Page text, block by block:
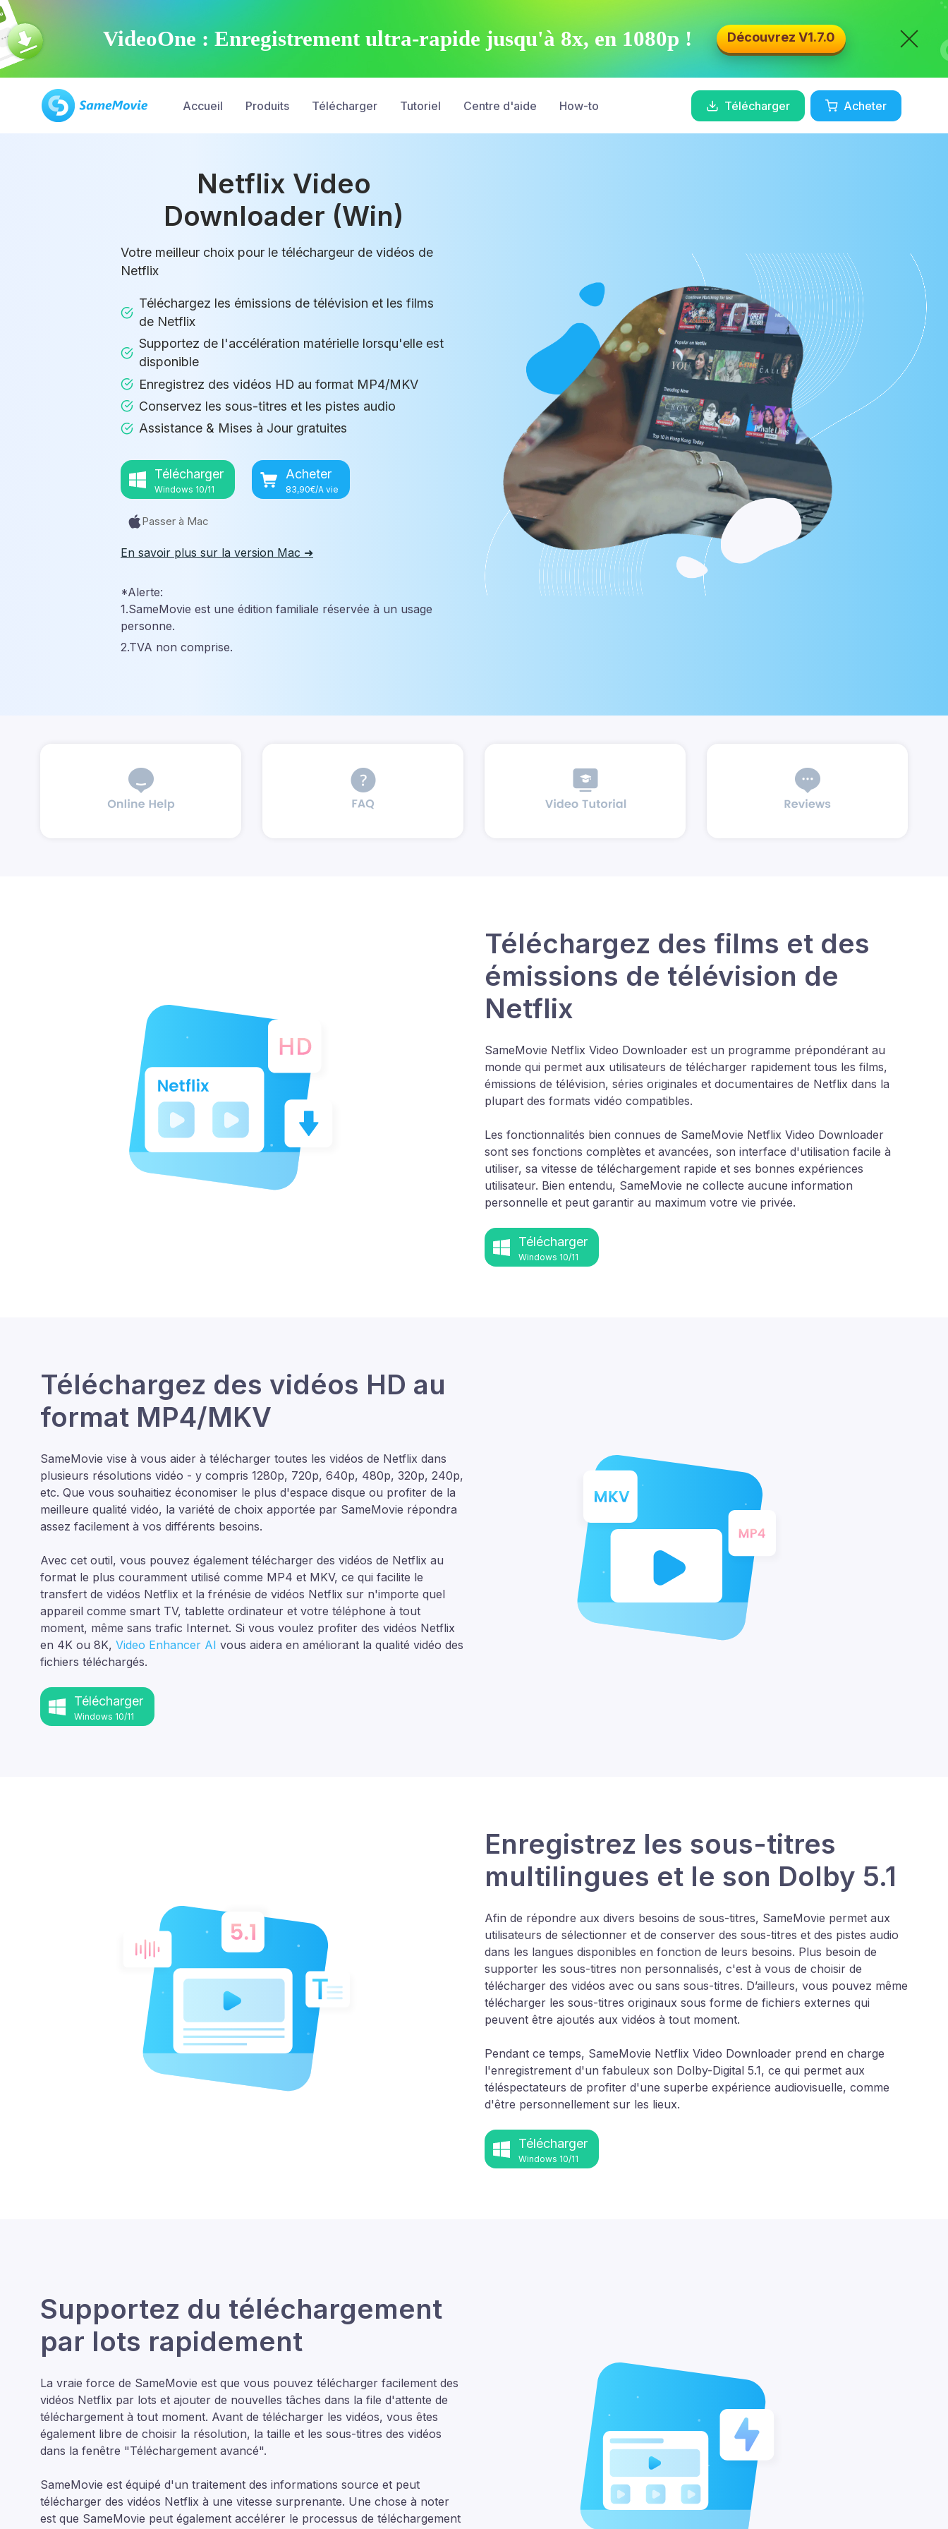
VideoOne : Enregistrement ultra-rapide jusqu'à 8x, en 1080p ! Découvrez V1.7.0
Télécharger Acheter
Accueil Produits Télécharger Tutoriel Centre d'aide How-to
Netflix Video
Downloader (Win)
Votre meilleur choix pour le téléchargeur de vidéos de
Netflix
Téléchargez les émissions de télévision et les films
de Netflix
Supportez de l'accélération matérielle lorsqu'elle est
disponible
Enregistrez des vidéos HD au format MP4/MKV
Conservez les sous-titres et les pistes audio
Assistance & Mises à Jour gratuites
Télécharger
Windows 10/11
Acheter
83,90€/A vie
Passer à Mac
En savoir plus sur la version Mac ➜
*Alerte:
1.SameMovie est une édition familiale réservée à un usage
personne.
2.TVA non comprise.
Téléchargez des films et des
émissions de télévision de
Netflix
SameMovie Netflix Video Downloader est un programme prépondérant au
monde qui permet aux utilisateurs de télécharger rapidement tous les films,
émissions de télévision, séries originales et documentaires de Netflix dans la
plupart des formats vidéo compatibles.
Les fonctionnalités bien connues de SameMovie Netflix Video Downloader
sont ses fonctions complètes et avancées, son interface d'utilisation facile à
utiliser, sa vitesse de téléchargement rapide et ses bonnes expériences
utilisateur. Bien entendu, SameMovie ne collecte aucune information
personnelle et peut garantir au maximum votre vie privée.
Télécharger
Windows 10/11
Téléchargez des vidéos HD au
format MP4/MKV
SameMovie vise à vous aider à télécharger toutes les vidéos de Netflix dans
plusieurs résolutions vidéo - y compris 1280p, 720p, 640p, 480p, 320p, 240p,
etc. Que vous souhaitiez économiser le plus d'espace disque ou profiter de la
meilleure qualité vidéo, la variété de choix apportée par SameMovie répondra
assez facilement à vos différents besoins.
Avec cet outil, vous pouvez également télécharger des vidéos de Netflix au
format le plus couramment utilisé comme MP4 et MKV, ce qui facilite le
transfert de vidéos Netflix et la frénésie de vidéos Netflix sur n'importe quel
appareil comme smart TV, tablette ordinateur et votre téléphone à tout
moment, même sans trafic Internet. Si vous voulez profiter des vidéos Netflix
en 4K ou 8K, Video Enhancer AI vous aidera en améliorant la qualité vidéo des
fichiers téléchargés.
Télécharger
Windows 10/11
Enregistrez les sous-titres
multilingues et le son Dolby 5.1
Afin de répondre aux divers besoins de sous-titres, SameMovie permet aux
utilisateurs de sélectionner et de conserver des sous-titres et des pistes audio
dans les langues disponibles en fonction de leurs besoins. Plus besoin de
supporter les sous-titres non personnalisés, c'est à vous de choisir de
télécharger des vidéos avec ou sans sous-titres. D’ailleurs, vous pouvez même
télécharger les sous-titres originaux sous forme de fichiers externes qui
peuvent être ajoutés aux vidéos à tout moment.
Pendant ce temps, SameMovie Netflix Video Downloader prend en charge
l'enregistrement d'un fabuleux son Dolby-Digital 5.1, ce qui permet aux
téléspectateurs de profiter d'une superbe expérience audiovisuelle, comme
d'être personnellement sur les lieux.
Télécharger
Windows 10/11
Supportez du téléchargement
par lots rapidement
La vraie force de SameMovie est que vous pouvez télécharger facilement des
vidéos Netflix par lots et ajouter de nouvelles tâches dans la file d'attente de
téléchargement à tout moment. Avant de télécharger les vidéos, vous êtes
également libre de choisir la résolution, la taille et les sous-titres des vidéos
dans la fenêtre "Téléchargement avancé".
SameMovie est équipé d'un traitement des informations source et peut
télécharger des vidéos Netflix à une vitesse surprenante. Une chose à noter
est que SameMovie peut également accélérer le processus de téléchargement